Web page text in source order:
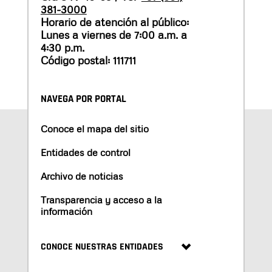
381-3000
Horario de atención al público:
Lunes a viernes de 7:00 a.m. a
4:30 p.m.
Código postal: 111711
NAVEGA POR PORTAL
Conoce el mapa del sitio
Entidades de control
Archivo de noticias
Transparencia y acceso a la
información
CONOCE NUESTRAS ENTIDADES